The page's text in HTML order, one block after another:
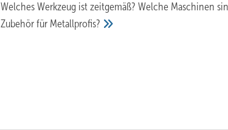
Welches Werkzeug ist zeitgemäß? Welche Maschinen
Zubehör für Metallprofis?